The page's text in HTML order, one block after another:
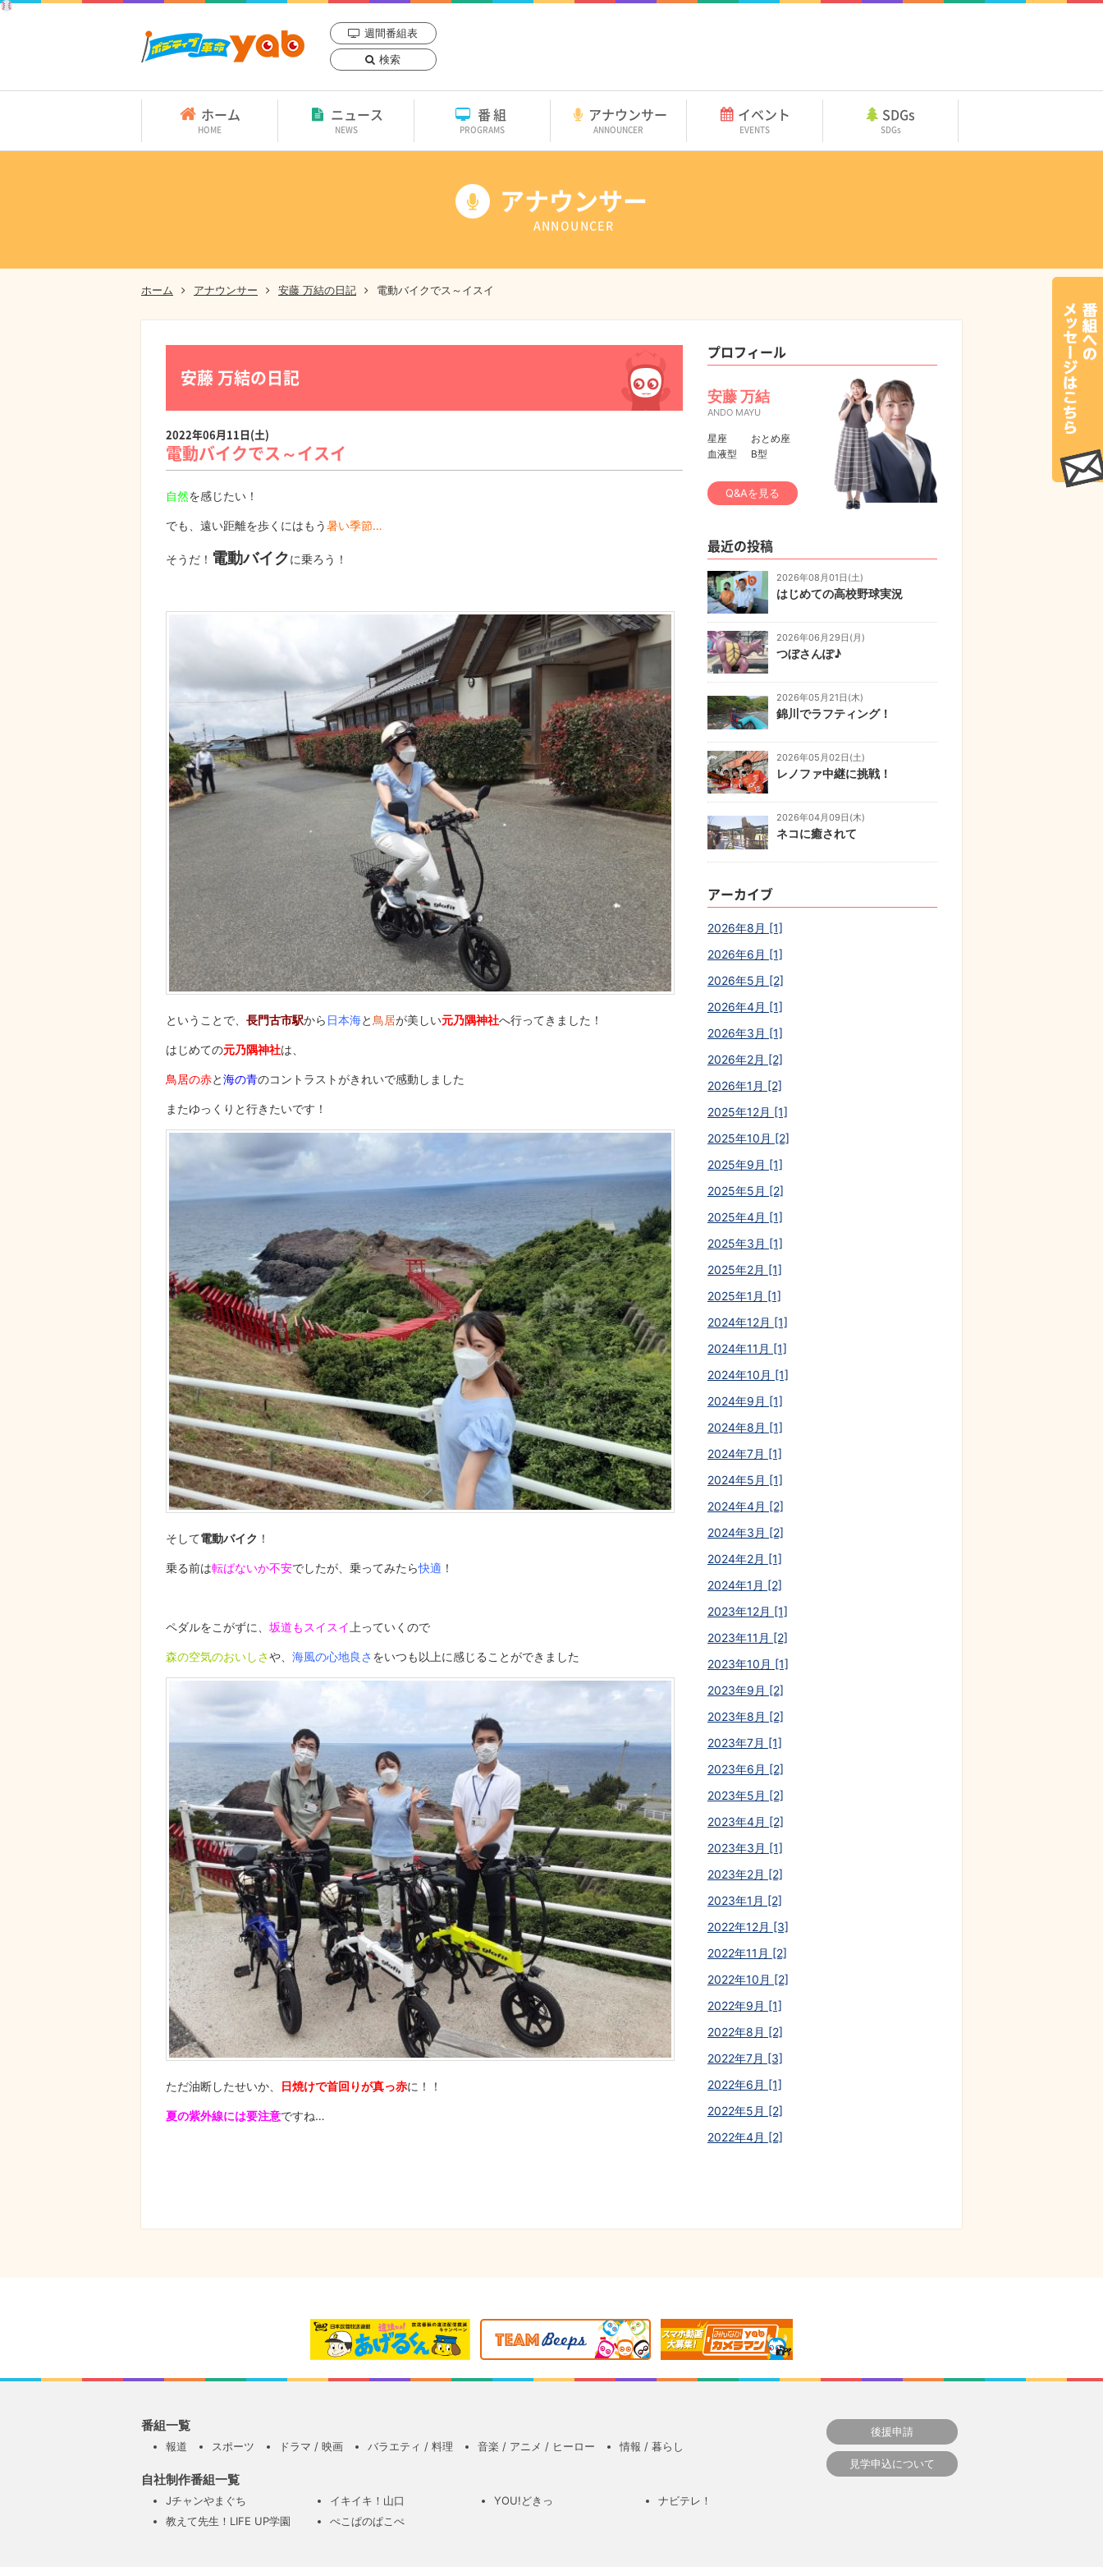
週間番組表
検索
ホーム
HOME
ニュース
NEWS
番組
PROGRAMS
アナウンサー
ANNOUNCER
イベント
EVENTS
SDGs
SDGs
アナウンサー
ANNOUNCER
ホーム アナウンサー 安藤 万結の日記 電動バイクでス～イスイ
安藤 万結の日記
2022年06月11日(土)
電動バイクでス～イスイ
自然を感じたい！
でも、遠い距離を歩くにはもう暑い季節…
そうだ！ 電動バイクに乗ろう！
ということで、 長門古市駅から 日本海と 鳥居が美しい元乃隅神社へ行ってきました！
はじめての元乃隅神社は、
鳥居の赤と海の青のコントラストがきれいで感動しました
またゆっくりと行きたいです！
そして電動バイク ！
乗る前は転ばないか不安でしたが、乗ってみたら快適 ！
ペダルをこがずに、 坂道もスイスイ 上っていくので
森の空気のおいしさや、 海風の心地良さ をいつも以上に感じることができました
ただ油断したせいか、 日焼けで首回りが真っ赤に！！
夏の紫外線には要注意ですね…
プロフィール
安藤 万結
ANDO MAYU
星座
おとめ座
血液型
B型
Q&Aを見る
最近の投稿
2026年08月01日(土)
はじめての高校野球実況
2026年06月29日(月)
つぼさんぽ♪
2026年05月21日(木)
錦川でラフティング！
2026年05月02日(土)
レノファ中継に挑戦！
2026年04月09日(木)
ネコに癒されて
アーカイブ
2026年8月 [1]
2026年6月 [1]
2026年5月 [2]
2026年4月 [1]
2026年3月 [1]
2026年2月 [2]
2026年1月 [2]
2025年12月 [1]
2025年10月 [2]
2025年9月 [1]
2025年5月 [2]
2025年4月 [1]
2025年3月 [1]
2025年2月 [1]
2025年1月 [1]
2024年12月 [1]
2024年11月 [1]
2024年10月 [1]
2024年9月 [1]
2024年8月 [1]
2024年7月 [1]
2024年5月 [1]
2024年4月 [2]
2024年3月 [2]
2024年2月 [1]
2024年1月 [2]
2023年12月 [1]
2023年11月 [2]
2023年10月 [1]
2023年9月 [2]
2023年8月 [2]
2023年7月 [1]
2023年6月 [2]
2023年5月 [2]
2023年4月 [2]
2023年3月 [1]
2023年2月 [2]
2023年1月 [2]
2022年12月 [3]
2022年11月 [2]
2022年10月 [2]
2022年9月 [1]
2022年8月 [2]
2022年7月 [3]
2022年6月 [1]
2022年5月 [2]
2022年4月 [2]
番組一覧
報道 スポーツ ドラマ / 映画 バラエティ / 料理 音楽 / アニメ / ヒーロー 情報 / 暮らし
自社制作番組一覧
Jチャンやまぐち イキイキ！山口 YOU!どきっ
ナビテレ！
教えて先生！LIFE UP学園
ぺこぱのぱこぺ
後援申請
見学申込について